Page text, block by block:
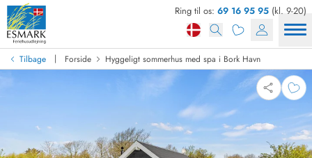
Ring til os: 69 16 95 95 (kl. 9-20)
Tilbage | Forside Hyggeligt sommerhus med spa i Bork Havn